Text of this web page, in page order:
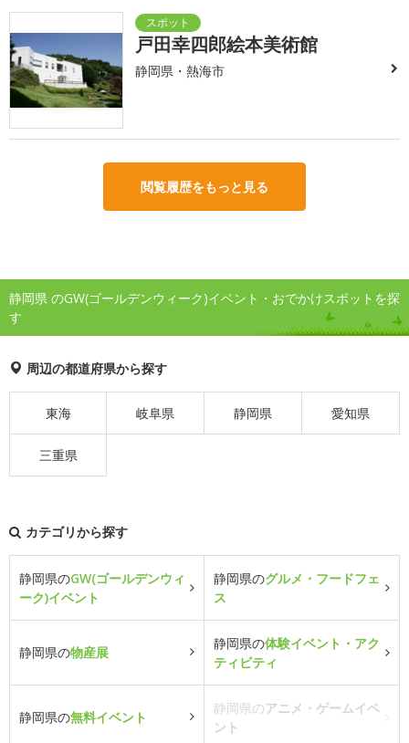
戸田幸四郎絵本美術館
静岡県・熱海市
閲覧履歴をもっと見る
静岡県 のGW(ゴールデンウィーク)イベント・おでかけスポットを探
す
周辺の都道府県から探す
東海 岐阜県 静岡県 愛知県
三重県
カテゴリから探す
静岡県のGW(ゴールデンウィ
ーク)イベント
静岡県のグルメ・フードフェ
ス
静岡県の物産展
静岡県の体験イベント・アク
ティビティ
静岡県の無料イベント
静岡県のアニメ・ゲームイベ
ント